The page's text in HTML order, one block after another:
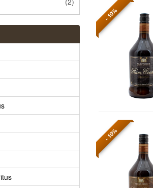
- 10%
- 10%